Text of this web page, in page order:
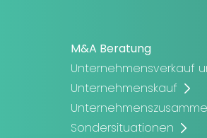
M&A Beratung
Unternehmensverkauf
Unternehmenskauf
Sondersituationen